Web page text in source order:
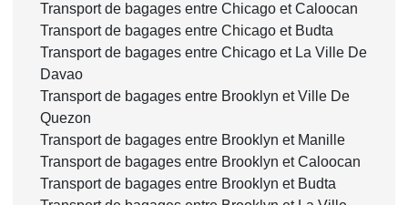
Transport de bagages entre Chicago et Caloocan
Transport de bagages entre Chicago et Budta
Transport de bagages entre Chicago et La Ville De
Davao
Transport de bagages entre Brooklyn et Ville De
Quezon
Transport de bagages entre Brooklyn et Manille
Transport de bagages entre Brooklyn et Caloocan
Transport de bagages entre Brooklyn et Budta